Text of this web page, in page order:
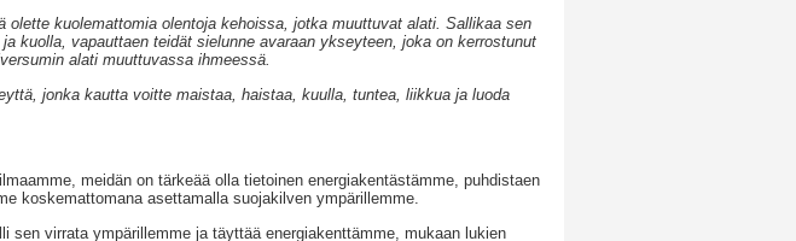
olette kuolemattomia olentoja kehoissa, jotka muuttuvat alati. Sallikaa sen
kuolla, vapauttaen teidät sielunne avaraan ykseyteen, joka on kerrostunut
alati muuttuvassa ihmeessä.
jonka kautta voitte maistaa, haistaa, kuulla, tuntea, liikkua ja luoda
meidän on tärkeää olla tietoinen energiakentästämme, puhdistaen
koskemattomana asettamalla suojakilven ympärillemme.
sen virrata ympärillemme ja täyttää energiakenttämme, mukaan lukien